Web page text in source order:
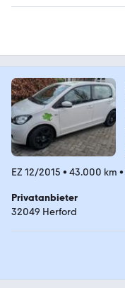
EZ 12/2015 • 43.000 km •
Privatanbieter
32049 Herford